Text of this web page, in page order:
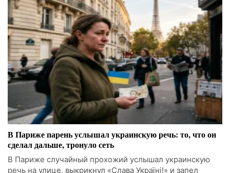
В Париже парень услышал украинскую речь: то, что он
сделал дальше, тронуло сеть
В Париже случайный прохожий услышал украинскую
речь на улице, выкрикнул «Слава Україні!» и запел